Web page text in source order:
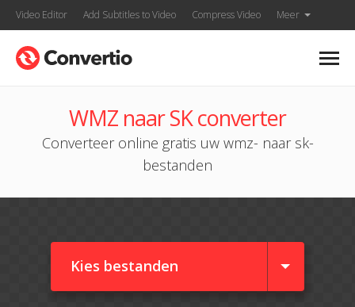
Video Editor Add Subtitles to Video Compress Video Meer
WMZ naar SK converter
Converteer online gratis uw wmz- naar sk-
bestanden
Kies bestanden